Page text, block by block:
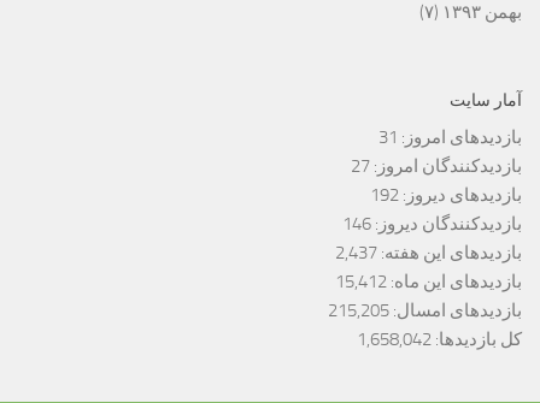
بهمن ۱۳۹۳
(۷)
آمار سایت
بازدیدهای امروز: 31
بازدیدکنندگان امروز: 27
بازدیدهای دیروز: 192
بازدیدکنندگان دیروز: 146
بازدیدهای این هفته: 2,437
بازدیدهای این ماه: 15,412
بازدیدهای امسال: 215,205
کل بازدیدها: 1,658,042